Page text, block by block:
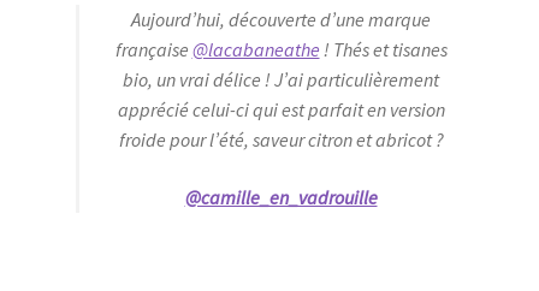
Aujourd’hui, découverte d’une marque
française @lacabaneathe ! Thés et tisanes
bio, un vrai délice ! J’ai particulièrement
apprécié celui-ci qui est parfait en version
froide pour l’été, saveur citron et abricot ?
@camille_en_vadrouille